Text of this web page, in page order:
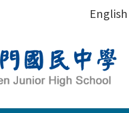
English